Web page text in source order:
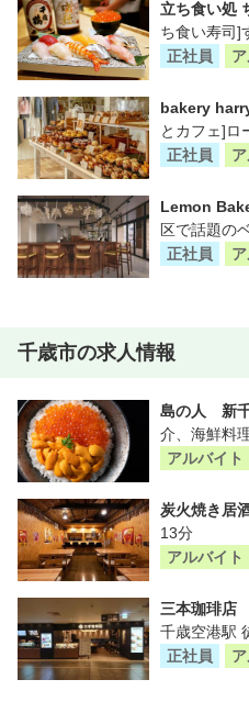
立ち食い処
ち食い寿司]
正社員
bakery
とカフェ]ロ
正社員
Lemon
区で話題の
正社員
千歳市の求人情報
島の人 新
介、海鮮料
アルバイト
炭火焼き居
13分
アルバイト
三本珈琲店
千歳空港駅
正社員